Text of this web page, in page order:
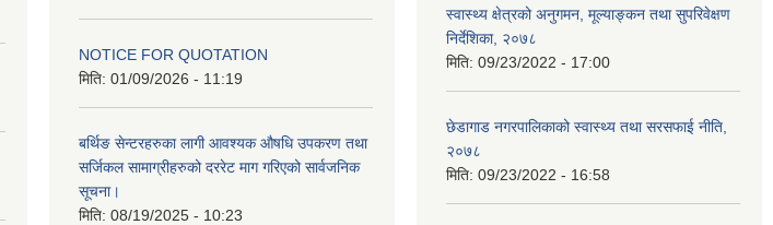
NOTICE FOR QUOTATION
मिति: 01/09/2026 - 11:19
बर्थिङ सेन्टरहरुका लागी आवश्यक औषधि उपकरण तथा
सर्जिकल सामाग्रीहरुको दररेट माग गरिएको सार्वजनिक
सूचना।
मिति: 08/19/2025 - 10:23
स्वास्थ्य क्षेत्रको अनुगमन, मूल्याङ्कन तथा सुपरिवेक्षण
निर्देशिका, २०७८
मिति: 09/23/2022 - 17:00
छेडागाड नगरपालिकाको स्वास्थ्य तथा सरसफाई नीति,
२०७८
मिति: 09/23/2022 - 16:58